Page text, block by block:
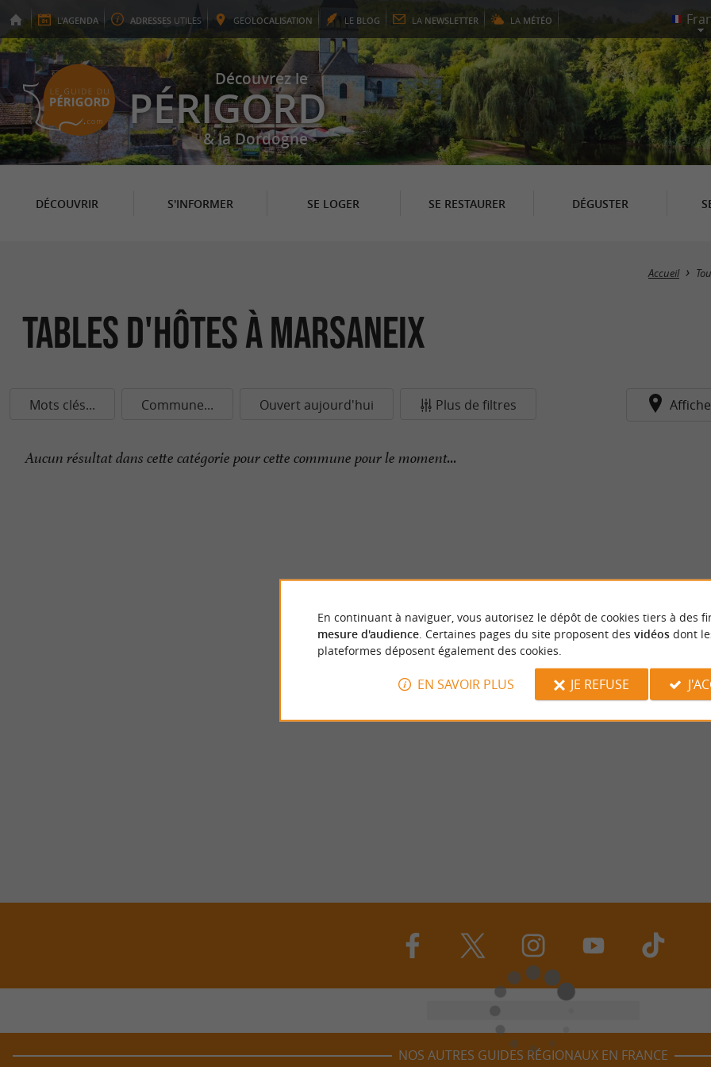
L'AGENDA ADRESSES UTILES GEOLOCALISATION LE BLOG LA NEWSLETTER LA MÉTÉO
Découvrez le
PÉRIGORD
& la Dordogne
DÉCOUVRIR S'INFORMER SE LOGER SE RESTAURER DÉGUSTER
Accueil
Tables d'hôtes à Marsaneix
Mots clés... Commune... Ouvert aujourd'hui Plus de filtres
Aucun résultat dans cette catégorie pour cette commune pour le moment...
NOS AUTRES GUIDES RÉGIONAUX EN FRANCE
En continuant à naviguer, vous autorisez le dépôt de cookies tiers à des
mesure d'audience. Certaines pages du site proposent des vidéosdont
plateformes déposent également des cookies.
EN SAVOIR PLUS JE REFUSE